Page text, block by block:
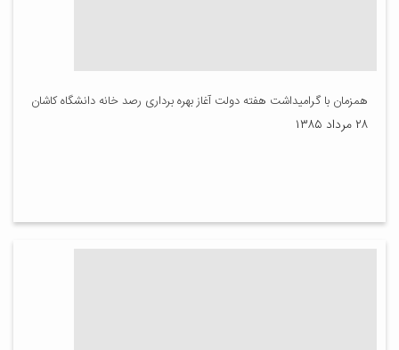
همزمان با گرامیداشت هفته دولت آغاز بهره برداری رصد خانه دانشگاه کاشان
۲۸ مرداد ۱۳۸۵